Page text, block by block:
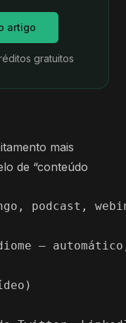
artigo
gratuitos
mais
de “conteúdo
podcast,
—